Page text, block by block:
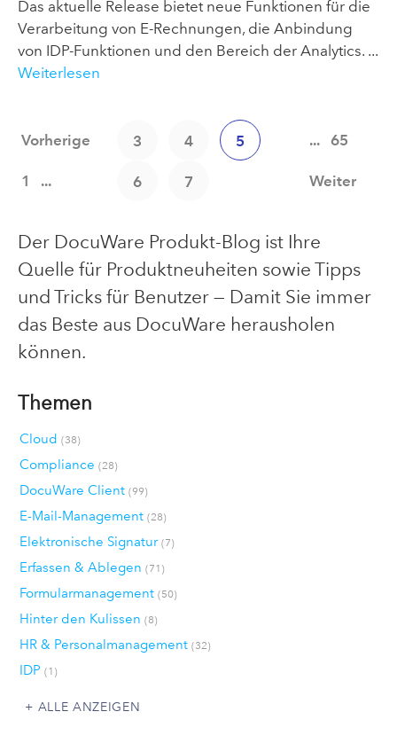
Das aktuelle Release bietet neue Funktionen für die
Verarbeitung von E-Rechnungen, die Anbindung
von IDP-Funktionen und den Bereich der Analytics. ...
Weiterlesen
Vorherige
1 ...
3 4 5
6 7
... 65
Weiter
Der DocuWare Produkt-Blog ist Ihre
Quelle für Produktneuheiten sowie Tipps
und Tricks für Benutzer — Damit Sie immer
das Beste aus DocuWare herausholen
können.
Themen
Cloud (38)
Compliance (28)
DocuWare Client (99)
E-Mail-Management (28)
Elektronische Signatur (7)
Erfassen & Ablegen (71)
Formularmanagement (50)
Hinter den Kulissen (8)
HR & Personalmanagement (32)
IDP (1)
ALLE ANZEIGEN